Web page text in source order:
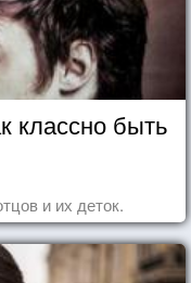
классно быть
и их деток.